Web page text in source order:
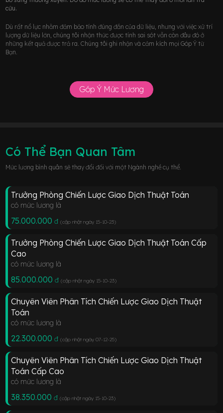
cứu.
Dù rất nổ lực nhằm đảm bảo tính đúng đắn của dữ liệu, nhưng với việc xử trí
lượng dữ liệu lớn, chúng tôi nhận thức được tính sai sót vẫn còn đâu đó ở
những kết quả được trả ra. Chúng tôi ghi nhận và cảm kích mọi Góp Ý từ
Bạn.
Góp Ý Mức Lương
Có Thể Bạn Quan Tâm
Mức lương bình quân sẽ thay đổi đối với một Ngành nghề cụ thể.
Trưởng Phòng Chiến Lược Giao Dịch Thuật Toán
có mức lương là
75.000.000 đ (cập nhật ngày 15-10-23)
Trưởng Phòng Chiến Lược Giao Dịch Thuật Toán Cấp
Cao
có mức lương là
85.000.000 đ (cập nhật ngày 15-10-23)
Chuyên Viên Phân Tích Chiến Lược Giao Dịch Thuật
Toán
có mức lương là
22.300.000 đ (cập nhật ngày 07-12-25)
Chuyên Viên Phân Tích Chiến Lược Giao Dịch Thuật
Toán Cấp Cao
có mức lương là
38.350.000 đ (cập nhật ngày 15-10-23)